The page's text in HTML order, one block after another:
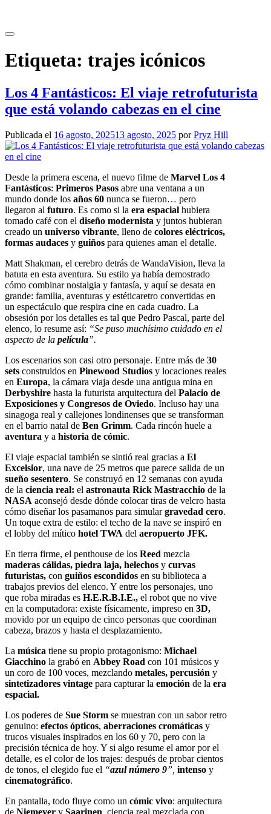
contenido
Etiqueta: trajes icónicos
Los 4 Fantásticos: El viaje retrofuturista
que está volando cabezas en el cine
Publicada el 16 agosto, 202513 agosto, 2025 porPryz Hill
Desde la primera escena, el nuevo filme de Marvel Los 4
Fantásticos: Primeros Pasos abre una ventana a un
mundo donde los años 60 nunca se fueron… pero
llegaron al futuro. Es como si la era espacial hubiera
tomado café con el diseño modernista y juntos hubieran
creado un universo vibrante, lleno de colores eléctricos,
formas audaces y guiños para quienes aman el detalle.
Matt Shakman, el cerebro detrás de WandaVision, lleva la
batuta en esta aventura. Su estilo ya había demostrado
cómo combinarnostalgia y fantasía, y aquí se desata en
grande: familia, aventuras y estéticaretro convertidas en
un espectáculo que respira cine en cada cuadro. La
obsesión por los detalles es tal que Pedro Pascal, parte del
elenco, lo resume así: “Se puso muchísimo cuidado en el
aspecto de la película”.
Los escenarios son casi otro personaje. Entre más de 30
sets construidos en Pinewood Studios y locaciones reales
en Europa, la cámara viaja desde una antigua mina en
Derbyshire hasta la futurista arquitectura del Palacio de
Exposiciones y Congresos de Oviedo. Incluso hay una
sinagoga real y callejones londinenses que se transforman
en el barrio natal de Ben Grimm. Cada rincón huele a
aventura y a historia de cómic.
El viaje espacial también se sintió real gracias a El
Excelsior, una nave de 25 metros que parece salida de un
sueño sesentero. Se construyó en 12 semanas con ayuda
de la ciencia real: el astronauta Rick Mastracchio de la
NASA aconsejó desde dónde colocar tiras de velcro hasta
cómo diseñar los pasamanos para simulargravedad cero.
Un toque extra de estilo: el techo de la nave se inspiró en
el lobby del mítico hotel TWA del aeropuerto JFK.
En tierra firme, el penthouse de los Reed mezcla
maderas cálidas, piedra laja, helechos y curvas
futuristas, con guiños escondidos en su biblioteca a
trabajos previos del elenco. Y entre los personajes, uno
que roba miradas es H.E.R.B.I.E., el robot que no vive
en la computadora: existe físicamente, impreso en 3D,
movido por un equipo de cinco personas que coordinan
cabeza, brazos y hasta el desplazamiento.
La música tiene su propio protagonismo: Michael
Giacchino la grabó en Abbey Road con 101 músicos y
un coro de 100 voces, mezclando metales, percusión y
sintetizadores vintage para capturar la emoción de la era
espacial.
Los poderes de Sue Storm se muestran con un sabor retro
genuino: efectos ópticos, aberraciones cromáticas y
trucos visuales inspirados en los 60 y 70, pero con la
precisión técnica de hoy. Y si algo resume el amor por el
detalle, es el color de los trajes: después de probar cientos
de tonos, el elegido fue el “azul número 9”, intenso y
cinematográfico.
En pantalla, todo fluye como un cómic vivo: arquitectura
de Niemeyer y Saarinen , ciencia real mezclada con